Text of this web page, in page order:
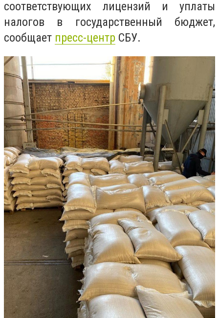
соответствующих лицензий и уплаты
налогов в государственный бюджет,
сообщает пресс-центр СБУ.